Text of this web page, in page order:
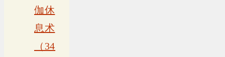
伽休
息术
（34